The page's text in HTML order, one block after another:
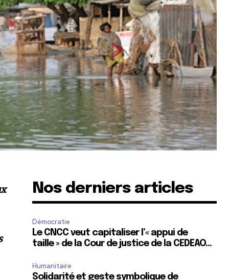
Nos derniers articles
Démocratie
Le CNCC veut capitaliser l’« appui de
taille » de la Cour de justice de la CEDEAO…
Humanitaire
Solidarité et geste symbolique de